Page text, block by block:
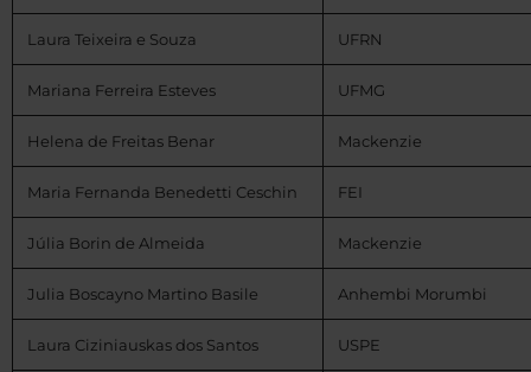
Laura Teixeira e Souza UFRN
Mariana Ferreira Esteves UFMG
Helena de Freitas Benar Mackenzie
Maria Fernanda Benedetti Ceschin FEI
Júlia Borin de Almeida Mackenzie
Julia Boscayno Martino Basile Anhembi Morumbi
Laura Ciziniauskas dos Santos USPE